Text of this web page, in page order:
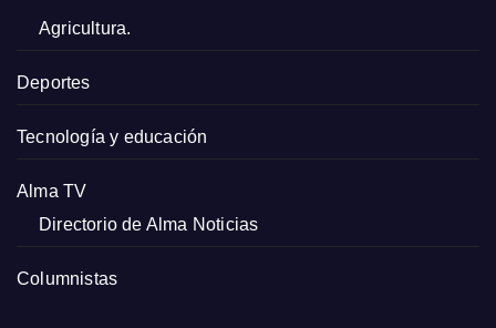
Agricultura.
Deportes
Tecnología y educación
Alma TV
Directorio de Alma Noticias
Columnistas